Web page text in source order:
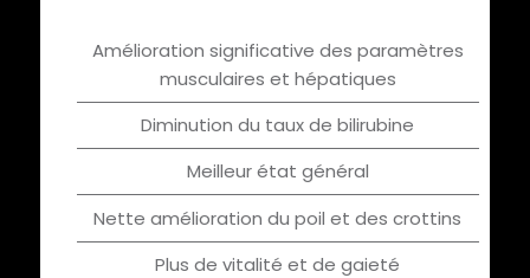
Amélioration significative des paramètres
musculaires et hépatiques
Diminution du taux de bilirubine
Meilleur état général
Nette amélioration du poil et des crottins
Plus de vitalité et de gaieté